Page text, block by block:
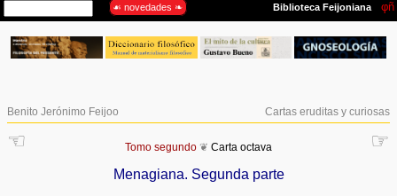
Benito Jerónimo Feijoo Cartas eruditas y curiosas
☜ ☞
Tomo segundo ❦ Carta octava
Menagiana. Segunda parte